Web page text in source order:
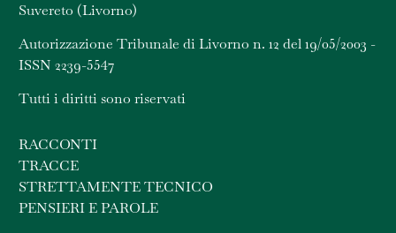
Suvereto (Livorno)
Autorizzazione Tribunale di Livorno n. 12 del 19/05/2003 -
ISSN 2239-5547
Tutti i diritti sono riservati
RACCONTI
TRACCE
STRETTAMENTE TECNICO
PENSIERI E PAROLE